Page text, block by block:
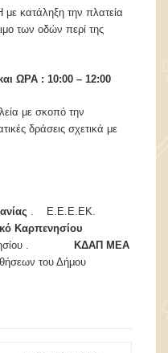
κατάληξη την πλατεία
των οδών περί της
ΩΡΑ : 10:00 – 12:00
με σκοπό την
δράσεις σχετικά με
. Ε.Ε.Ε.ΕΚ.
Καρπενησίου
.
ΚΔΑΠ ΜΕΑ
του Δήμου